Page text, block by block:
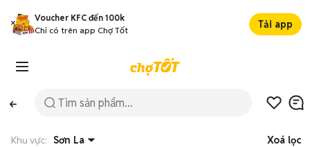
Voucher KFC đến 100k
Chỉ có trên app Chợ Tốt
Tải app
Khu vực: Sơn La Xoá lọc